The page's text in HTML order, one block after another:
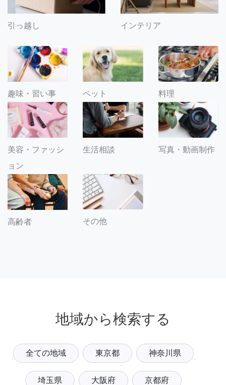
引っ越し インテリア
趣味・習い事 ペット 料理
美容・ファッシ
ョン
生活相談 写真・動画制作
高齢者 その他
地域から検索する
全ての地域 東京都 神奈川県
埼玉県 大阪府 京都府